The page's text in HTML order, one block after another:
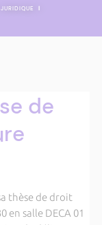
|
de
thèse de droit
en salle DECA 01